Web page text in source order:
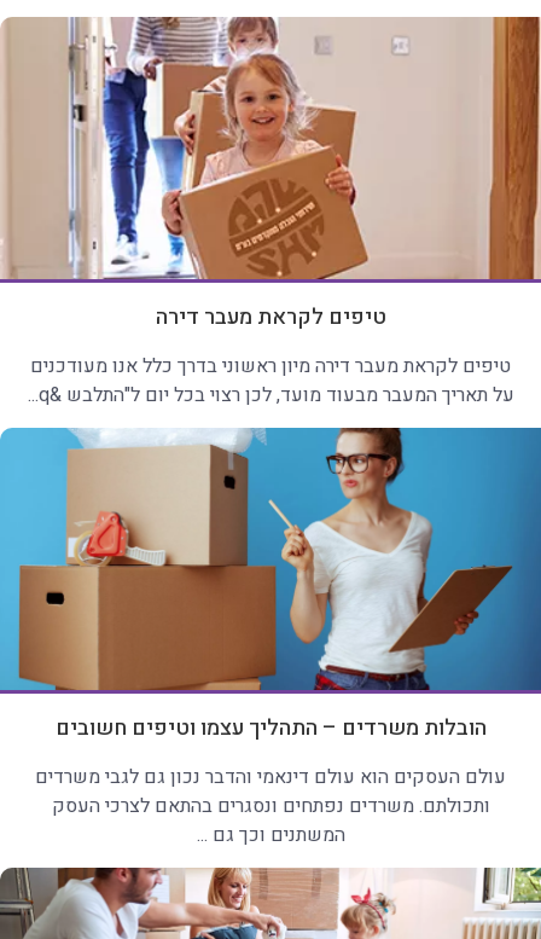
טיפים לקראת מעבר דירה
טיפים לקראת מעבר דירה מיון ראשוני בדרך כלל אנו מעודכנים
על תאריך המעבר מבעוד מועד, לכן רצוי בכל יום ל"התלבש &q...
הובלות משרדים – התהליך עצמו וטיפים חשובים
עולם העסקים הוא עולם דינאמי והדבר נכון גם לגבי משרדים
ותכולתם. משרדים נפתחים ונסגרים בהתאם לצרכי העסק
המשתנים וכך גם ...